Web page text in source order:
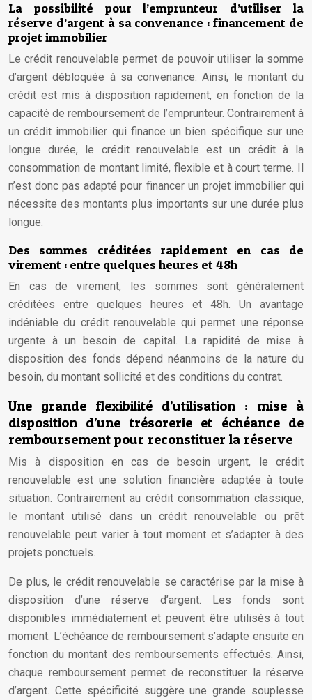
La possibilité pour l’emprunteur d’utiliser la
réserve d’argent à sa convenance : financement de
projet immobilier
Le crédit renouvelable permet de pouvoir utiliser la somme
d’argent débloquée à sa convenance. Ainsi, le montant du
crédit est mis à disposition rapidement, en fonction de la
capacité de remboursement de l’emprunteur. Contrairement à
un crédit immobilier qui finance un bien spécifique sur une
longue durée, le crédit renouvelable est un crédit à la
consommation de montant limité, flexible et à court terme. Il
n’est donc pas adapté pour financer un projet immobilier qui
nécessite des montants plus importants sur une durée plus
longue.
Des sommes créditées rapidement en cas de
virement : entre quelques heures et 48h
En cas de virement, les sommes sont généralement
créditées entre quelques heures et 48h. Un avantage
indéniable du crédit renouvelable qui permet une réponse
urgente à un besoin de capital. La rapidité de mise à
disposition des fonds dépend néanmoins de la nature du
besoin, du montant sollicité et des conditions du contrat.
Une grande flexibilité d’utilisation : mise à
disposition d’une trésorerie et échéance de
remboursement pour reconstituer la réserve
Mis à disposition en cas de besoin urgent, le crédit
renouvelable est une solution financière adaptée à toute
situation. Contrairement au crédit consommation classique,
le montant utilisé dans un crédit renouvelable ou prêt
renouvelable peut varier à tout moment et s’adapter à des
projets ponctuels.
De plus, le crédit renouvelable se caractérise par la mise à
disposition d’une réserve d’argent. Les fonds sont
disponibles immédiatement et peuvent être utilisés à tout
moment. L’échéance de remboursement s’adapte ensuite en
fonction du montant des remboursements effectués. Ainsi,
chaque remboursement permet de reconstituer la réserve
d’argent. Cette spécificité suggère une grande souplesse